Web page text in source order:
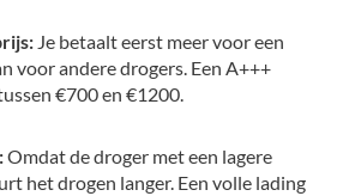
Je betaalt eerst meer voor een
voor andere drogers. Een A+++
€700 en €1200.
Omdat de droger met een lagere
het drogen langer. Een volle lading